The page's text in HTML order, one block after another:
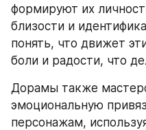
формируют их
близости и
понять, что движет
боли и радости, что
Дорамы также
эмоциональную
персонажам,